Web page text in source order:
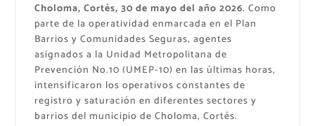
Choloma, Cortés, 30 de mayo del año 2026. Como
parte de la operatividad enmarcada en el Plan
Barrios y Comunidades Seguras, agentes
asignados a la Unidad Metropolitana de
Prevención No.10 (UMEP-10) en las últimas horas,
intensificaron los operativos constantes de
registro y saturación en diferentes sectores y
barrios del municipio de Choloma, Cortés.